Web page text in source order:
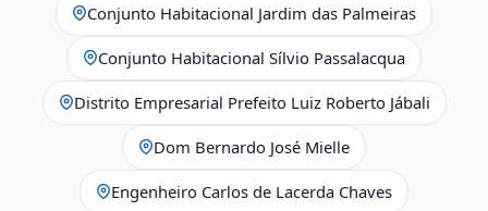
Conjunto Habitacional Jardim das Palmeiras
Conjunto Habitacional Sílvio Passalacqua
Distrito Empresarial Prefeito Luiz Roberto Jábali
Dom Bernardo José Mielle
Engenheiro Carlos de Lacerda Chaves